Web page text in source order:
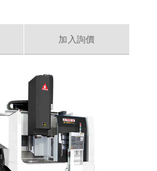
加入詢價